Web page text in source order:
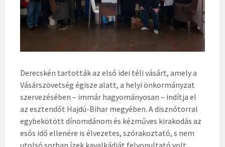
Derecskén tartották az első idei téli vásárt, amely a
Vásárszövetség égisze alatt, a helyi önkormányzat
szervezésében – immár hagyományosan – indítja el
az esztendőt Hajdú-Bihar megyében. A disznótorral
egybekötött dínomdánom és kézműves kirakodás az
esős idő ellenére is élvezetes, szórakoztató, s nem